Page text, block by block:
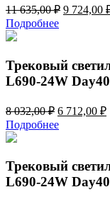
11 635,00₽
635,00 ₽.
9 724,00
Подробнее
Трековый
L690-24W
8 032,00₽
цена
составляла
032,00 ₽.
6 712,00 ₽
Подробнее
Трековый
L690-24W